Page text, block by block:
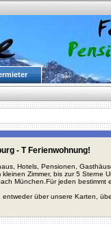
- T Ferienwohnung!
Hotels, Pensionen,
Zimmer, bis zur 5 Sterne
München.Für jeden bestimmt
über unsere Karten,